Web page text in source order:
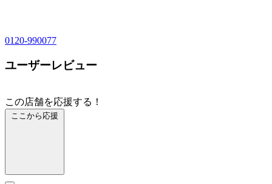
0120-990077
ユーザーレビュー
この店舗を応援する！
ここから応援